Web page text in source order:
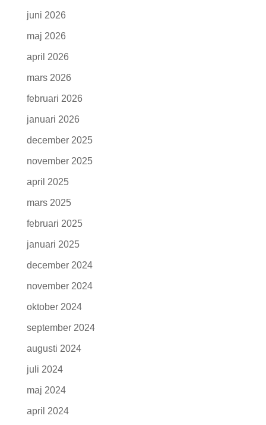
juni 2026
maj 2026
april 2026
mars 2026
februari 2026
januari 2026
december 2025
november 2025
april 2025
mars 2025
februari 2025
januari 2025
december 2024
november 2024
oktober 2024
september 2024
augusti 2024
juli 2024
maj 2024
april 2024